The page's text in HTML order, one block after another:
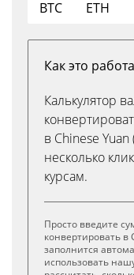
BTC
ETH
Как это
Калькулятор
в Chinese Yuan
несколько
курсам.
Просто введите
конвертировать в
заполнится
использовать